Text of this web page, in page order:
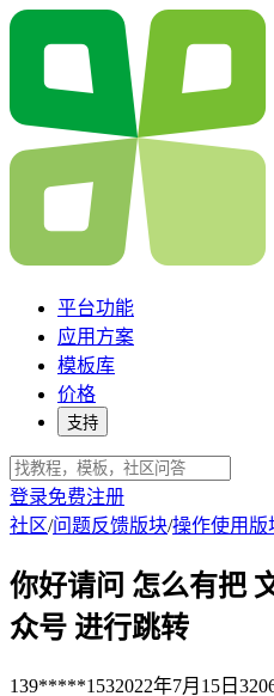
平台功能
应用方案
模板库
价格
支持
登录免费注册
社区/问题反馈版块/操作使用版
你好请问 怎么有把
众号 进行跳转
139*****1532022年7月15日